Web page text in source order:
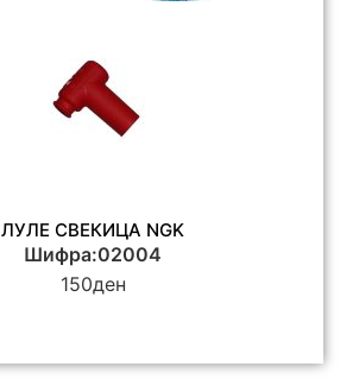
ЛУЛЕ СВЕКИЦА NGK
Шифра:02004
150ден